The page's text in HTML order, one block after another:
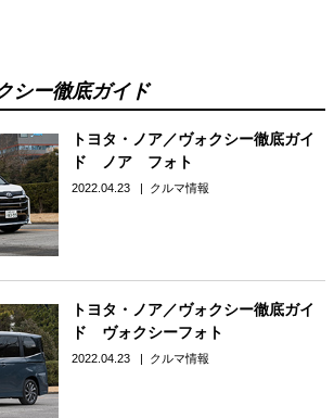
シー徹底ガイド
トヨタ・ノア／ヴォクシー徹底ガイ
ド ノア フォト
2022.04.23 クルマ情報
トヨタ・ノア／ヴォクシー徹底ガイ
ド ヴォクシーフォト
2022.04.23 クルマ情報